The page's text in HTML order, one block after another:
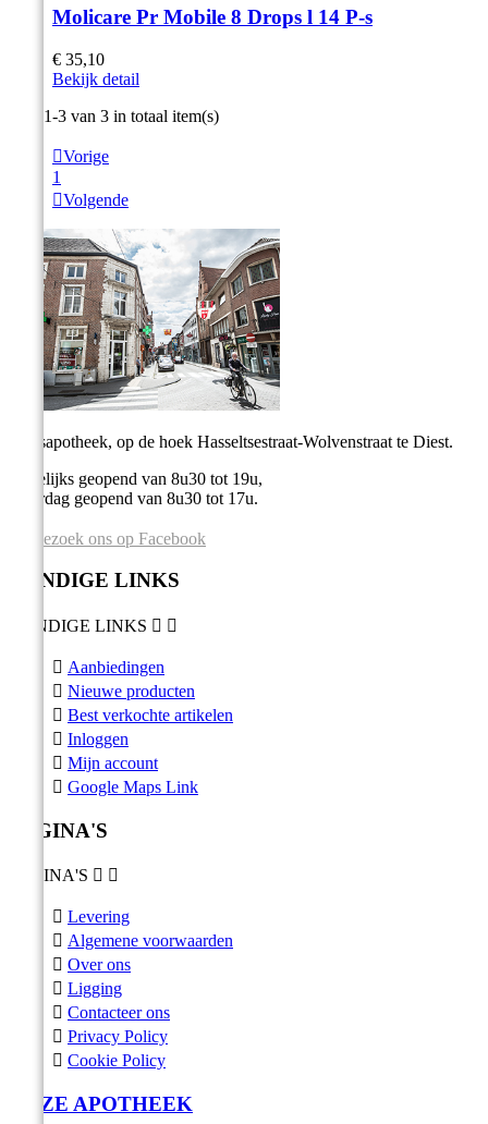
Molicare Pr Mobile 8 Drops l 14 P-s
€ 35,10
Bekijk detail
Item 1-3 van 3 in totaal item(s)
Vorige
1
Volgende
Stadsapotheek, op de hoek Hasseltsestraat-Wolvenstraat te Diest.
Dagelijks geopend van 8u30 tot 19u,
Zaterdag geopend van 8u30 tot 17u.
Bezoek ons op Facebook
HANDIGE LINKS
HANDIGE LINKS  
 Aanbiedingen
 Nieuwe producten
 Best verkochte artikelen
 Inloggen
 Mijn account
 Google Maps Link
PAGINA'S
PAGINA'S  
 Levering
 Algemene voorwaarden
 Over ons
 Ligging
 Contacteer ons
 Privacy Policy
 Cookie Policy
ONZE APOTHEEK